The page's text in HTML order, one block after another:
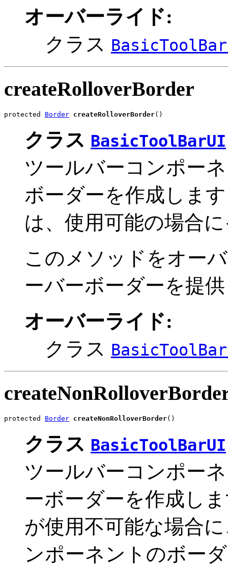
オーバーライド:
クラス
createRolloverBorder
protected Border createRolloverBorder()
クラス BasicToolBarUI
ツールバーコンポー
ボーダーを作成しま
は、使用可能の場合
このメソッドをオー
ーバーボーダーを提
オーバーライド:
クラス
protected Border createNonRolloverBorder()
クラス BasicToolBarUI
ツールバーコンポー
ーボーダーを作成し
が使用不可能な場合
ンポーネントのボー